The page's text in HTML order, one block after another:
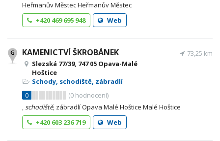
Heřmanův Městec Heřmanův Městec
+420 469 695 948
Web
KAMENICTVÍ ŠKROBÁNEK
Slezská 77/39, 747 05 Opava-Malé
Hoštice
Schody, schodiště, zábradlí
0
(0 hodnocení)
73,25 km
,schodiště, zábradlí Opava Malé Hoštice Malé Hoštice
+420 603 236 719
Web